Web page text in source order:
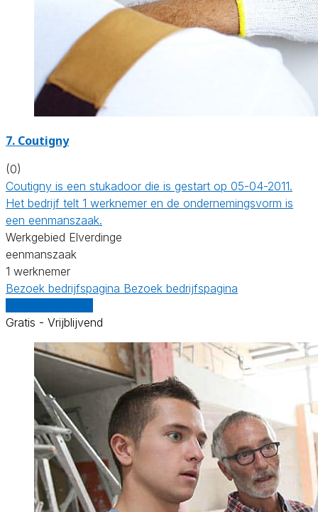
7. Coutigny
(0)
Coutigny is een stukadoor die is gestart op 05-04-2011.
Het bedrijf telt 1 werknemer en de ondernemingsvorm is
een eenmanszaak.
Werkgebied Elverdinge
eenmanszaak
1 werknemer
Bezoek bedrijfspagina Bezoek bedrijfspagina
Gratis - Vrijblijvend